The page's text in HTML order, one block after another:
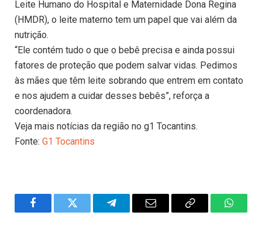
Leite Humano do Hospital e Maternidade Dona Regina
(HMDR), o leite materno tem um papel que vai além da
nutrição.
“Ele contém tudo o que o bebê precisa e ainda possui
fatores de proteção que podem salvar vidas. Pedimos
às mães que têm leite sobrando que entrem em contato
e nos ajudem a cuidar desses bebês”, reforça a
coordenadora.
Veja mais notícias da região no g1 Tocantins.
Fonte: G1 Tocantins
FacebookTwitter TelegramEmail
Copy